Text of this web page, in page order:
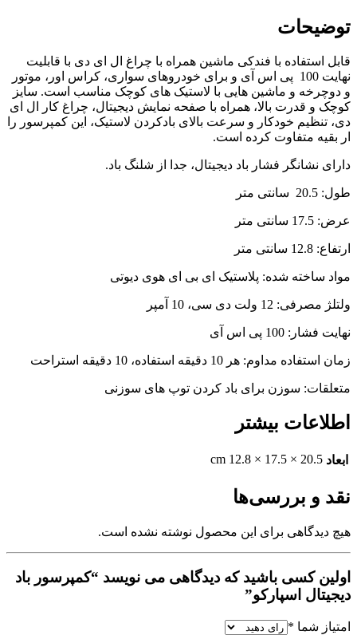
توضیحات
قابل استفاده با فندکی ماشین همراه با چراغ ال ای دی با قابلیت
نهایت 100 پی اس آی و برای خودروهای سواری، کراس اور، موتور
و دوچرخه و ماشین هایی با لاستیک های کوچک مناسب است. سایز
کوچک و قدرت بالا، همراه با صفحه نمایش دیجیتال، چراغ کار ال ای
دی، تنظیم خودکار و سرعت بالای بادکردن لاستیک، این کمپرسور را
ار بقیه متفاوت کرده است.
دارای نشانگر فشار باد دیجیتال، جدا از شلنگ باد.
طول: 20.5 سانتی متر
عرض: 17.5 سانتی متر
ارتفاع: 12.8 سانتی متر
مواد ساخته شده: پلاستیک ای بی ای هوی دیوتی
ولتلژ مصرفی: 12 ولت دی سی، 10 آمپر
نهایت فشار: 100 پی اس آی
زمان استفاده مداوم: هر 10 دقیقه استفاده، 10 دقیقه استراحت
متعلقات: سوزن برای باد کردن توپ های سوزنی
اطلاعات بیشتر
ابعاد 20.5 × 17.5 × 12.8 cm
نقد و بررسی‌ها
هیچ دیدگاهی برای این محصول نوشته نشده است.
اولین کسی باشید که دیدگاهی می نویسد “کمپرسور باد
دیجیتال اسپارکو”
امتیاز شما *